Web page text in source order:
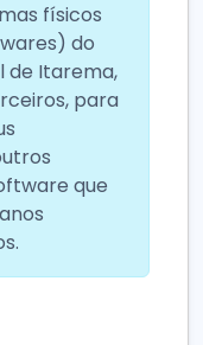
físicos
do
de Itarema,
para
que